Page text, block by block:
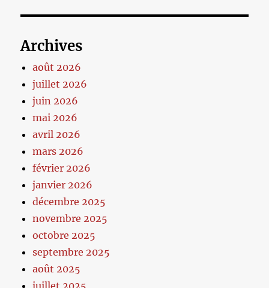
Archives
août 2026
juillet 2026
juin 2026
mai 2026
avril 2026
mars 2026
février 2026
janvier 2026
décembre 2025
novembre 2025
octobre 2025
septembre 2025
août 2025
juillet 2025